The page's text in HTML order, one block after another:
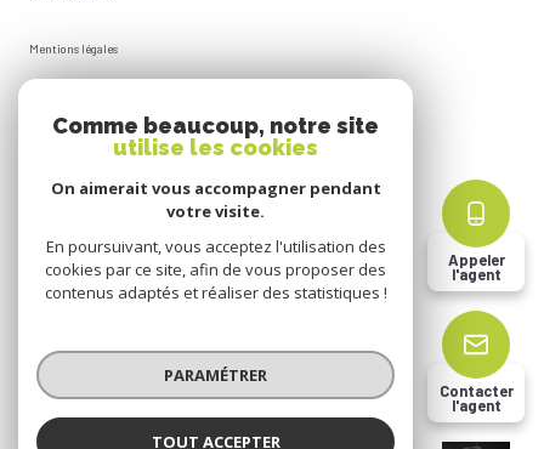
Appeler
l'agent
Contacter
l'agent
Mentions légales
Cookies
© 2026 | Tous droits réservés
Réalisé par
Comme beaucoup, notre site
utilise les cookies
On aimerait vous accompagner pendant
votre visite.
En poursuivant, vous acceptez l'utilisation des
cookies par ce site, afin de vous proposer des
contenus adaptés et réaliser des statistiques !
PARAMÉTRER
TOUT ACCEPTER